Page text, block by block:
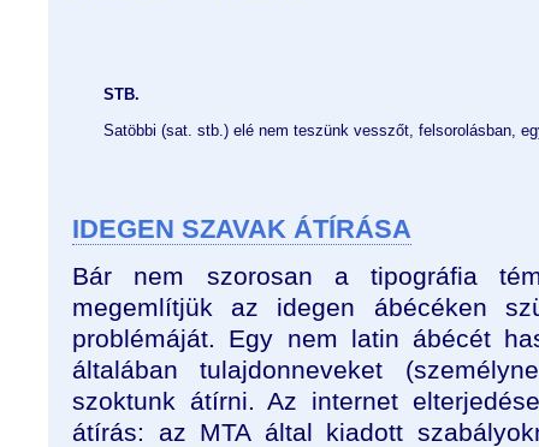
STB.
Satöbbi (sat. stb.) elé nem teszünk vesszőt, felsorolásban,
IDEGEN SZAVAK ÁTÍRÁSA
Bár nem szorosan a tipográfia
megemlítjük az idegen ábécéken
problémáját. Egy nem latin ábécét
általában tulajdonneveket
szoktunk átírni. Az internet
átírás: az MTA által kiadott